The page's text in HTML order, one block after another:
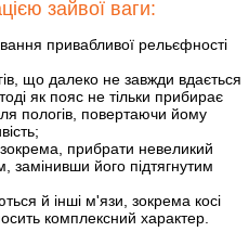
зайвої ваги:
привабливої рельєфності
що далеко не завжди вдається
як пояс не тільки прибирає
пологів, повертаючи йому
зокрема, прибрати невеликий
замінивши його підтягнутим
й інші м'язи, зокрема косі
комплексний характер.